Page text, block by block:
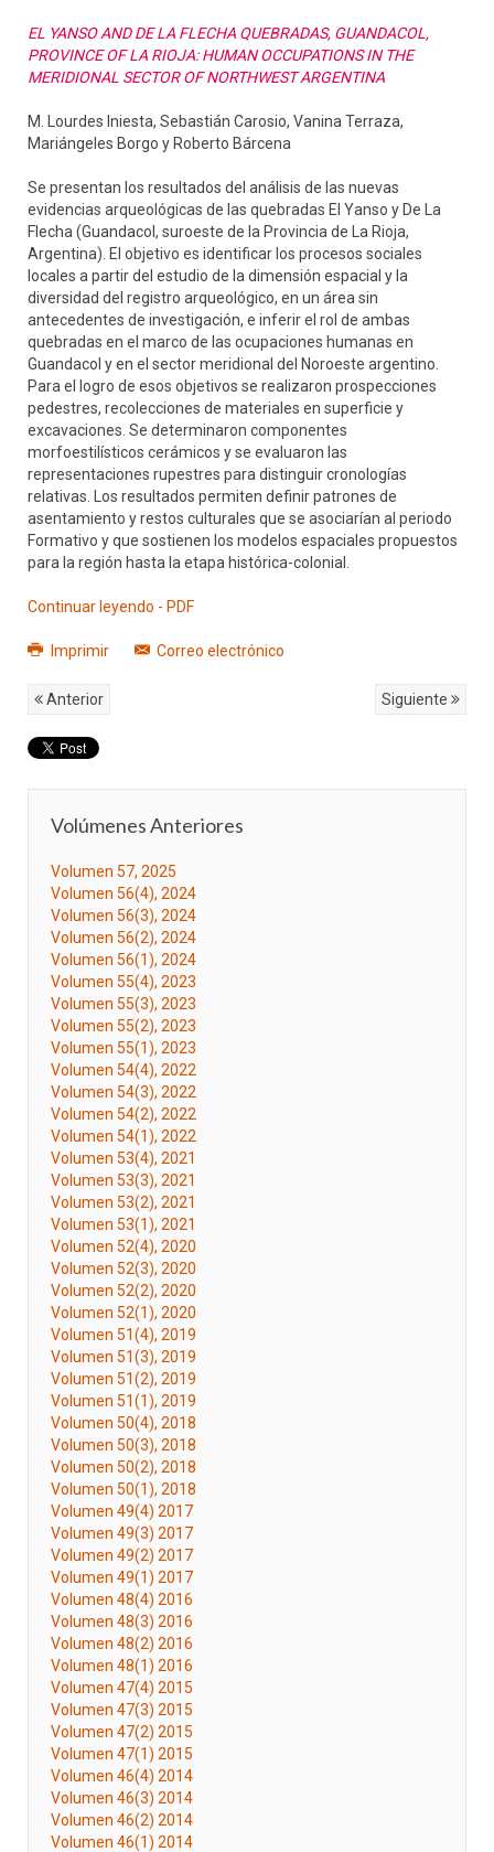
EL YANSO AND DE LA FLECHA QUEBRADAS, GUANDACOL,
PROVINCE OF LA RIOJA: HUMAN OCCUPATIONS IN THE
MERIDIONAL SECTOR OF NORTHWEST ARGENTINA
M. Lourdes Iniesta, Sebastián Carosio, Vanina Terraza,
Mariángeles Borgo y Roberto Bárcena
Se presentan los resultados del análisis de las nuevas
evidencias arqueológicas de las quebradas El Yanso y De La
Flecha (Guandacol, suroeste de la Provincia de La Rioja,
Argentina). El objetivo es identificar los procesos sociales
locales a partir del estudio de la dimensión espacial y la
diversidad del registro arqueológico, en un área sin
antecedentes de investigación, e inferir el rol de ambas
quebradas en el marco de las ocupaciones humanas en
Guandacol y en el sector meridional del Noroeste argentino.
Para el logro de esos objetivos se realizaron prospecciones
pedestres, recolecciones de materiales en superficie y
excavaciones. Se determinaron componentes
morfoestilísticos cerámicos y se evaluaron las
representaciones rupestres para distinguir cronologías
relativas. Los resultados permiten definir patrones de
asentamiento y restos culturales que se asociarían al periodo
Formativo y que sostienen los modelos espaciales propuestos
para la región hasta la etapa histórica-colonial.
Continuar leyendo - PDF
Imprimir Correo electrónico
Anterior Siguiente
Volúmenes Anteriores
Volumen 57, 2025
Volumen 56(4), 2024
Volumen 56(3), 2024
Volumen 56(2), 2024
Volumen 56(1), 2024
Volumen 55(4), 2023
Volumen 55(3), 2023
Volumen 55(2), 2023
Volumen 55(1), 2023
Volumen 54(4), 2022
Volumen 54(3), 2022
Volumen 54(2), 2022
Volumen 54(1), 2022
Volumen 53(4), 2021
Volumen 53(3), 2021
Volumen 53(2), 2021
Volumen 53(1), 2021
Volumen 52(4), 2020
Volumen 52(3), 2020
Volumen 52(2), 2020
Volumen 52(1), 2020
Volumen 51(4), 2019
Volumen 51(3), 2019
Volumen 51(2), 2019
Volumen 51(1), 2019
Volumen 50(4), 2018
Volumen 50(3), 2018
Volumen 50(2), 2018
Volumen 50(1), 2018
Volumen 49(4) 2017
Volumen 49(3) 2017
Volumen 49(2) 2017
Volumen 49(1) 2017
Volumen 48(4) 2016
Volumen 48(3) 2016
Volumen 48(2) 2016
Volumen 48(1) 2016
Volumen 47(4) 2015
Volumen 47(3) 2015
Volumen 47(2) 2015
Volumen 47(1) 2015
Volumen 46(4) 2014
Volumen 46(3) 2014
Volumen 46(2) 2014
Volumen 46(1) 2014